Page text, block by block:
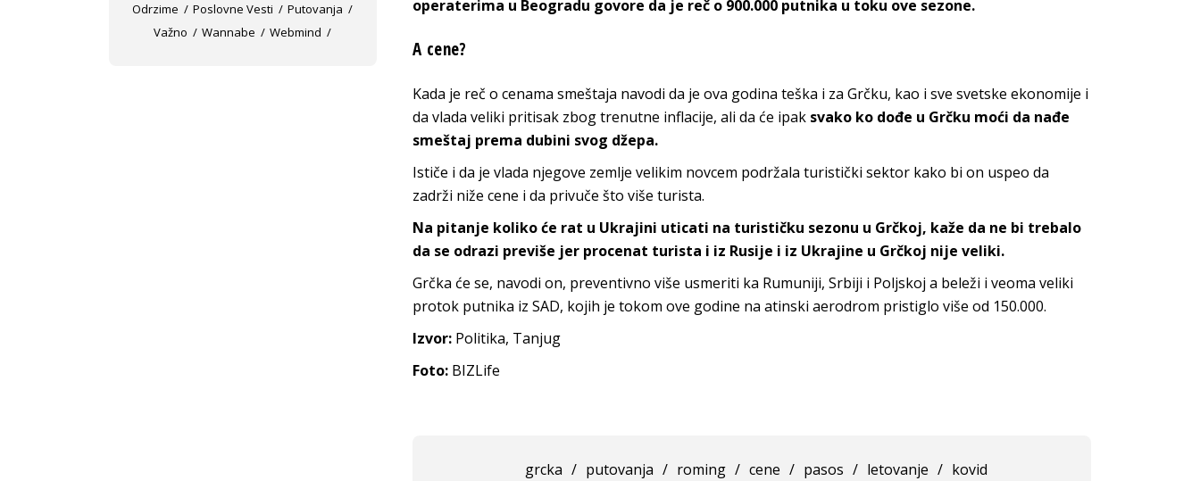
operaterima u Beogradu govore da je reč o 900.000 putnika u toku ove sezone.
A cene?
Kada je reč o cenama smeštaja navodi da je ova godina teška i za Grčku, kao i sve svetske ekonomije i
da vlada veliki pritisak zbog trenutne inflacije, ali da će ipak svako ko dođe u Grčku moći da nađe
smeštaj prema dubini svog džepa.
Ističe i da je vlada njegove zemlje velikim novcem podržala turistički sektor kako bi on uspeo da
zadrži niže cene i da privuče što više turista.
Na pitanje koliko će rat u Ukrajini uticati na turističku sezonu u Grčkoj, kaže da ne bi trebalo
da se odrazi previše jer procenat turista i iz Rusije i iz Ukrajine u Grčkoj nije veliki.
Grčka će se, navodi on, preventivno više usmeriti ka Rumuniji, Srbiji i Poljskoj a beleži i veoma veliki
protok putnika iz SAD, kojih je tokom ove godine na atinski aerodrom pristiglo više od 150.000.
Izvor: Politika, Tanjug
Foto: BIZLife
grcka / putovanja / roming / cene / pasos / letovanje / kovid
Odrzime
Poslovne Vesti
Putovanja
Važno
Wannabe Webmind